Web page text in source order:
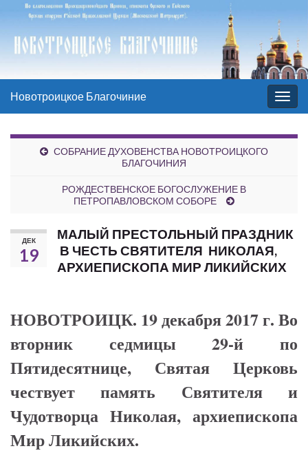
Вкл/
выкл
Новотроицкое Благочиние
СОБРАНИЕ ДУХОВЕНСТВА НОВОТРОИЦКОГО
БЛАГОЧИНИЯ
РОЖДЕСТВЕНСКОЕ БОГОСЛУЖЕНИЕ В
ПЕТРОПАВЛОВСКОМ СОБОРЕ
ДЕК
19
МАЛЫЙ ПРЕСТОЛЬНЫЙ ПРАЗДНИК
В ЧЕСТЬ СВЯТИТЕЛЯ НИКОЛАЯ,
АРХИЕПИСКОПА МИР ЛИКИЙСКИХ
НОВОТРОИЦК. 19 декабря 2017 г. Во
вторник седмицы 29-й по
Пятидесятнице, Святая Церковь
чествует память Святителя и
Чудотворца Николая, архиепископа
Мир Ликийских.